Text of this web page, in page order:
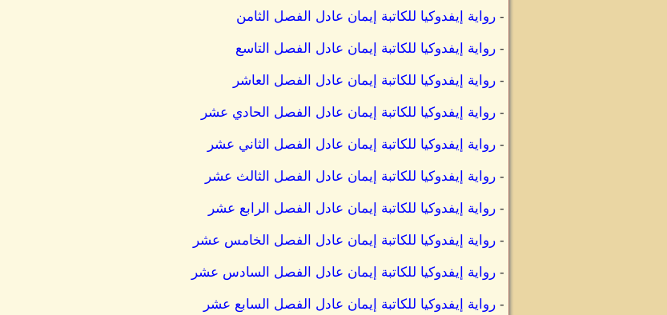
- رواية إيفدوكيا للكاتبة إيمان عادل الفصل الثامن
- رواية إيفدوكيا للكاتبة إيمان عادل الفصل التاسع
- رواية إيفدوكيا للكاتبة إيمان عادل الفصل العاشر
- رواية إيفدوكيا للكاتبة إيمان عادل الفصل الحادي عشر
- رواية إيفدوكيا للكاتبة إيمان عادل الفصل الثاني عشر
- رواية إيفدوكيا للكاتبة إيمان عادل الفصل الثالث عشر
- رواية إيفدوكيا للكاتبة إيمان عادل الفصل الرابع عشر
- رواية إيفدوكيا للكاتبة إيمان عادل الفصل الخامس عشر
- رواية إيفدوكيا للكاتبة إيمان عادل الفصل السادس عشر
- رواية إيفدوكيا للكاتبة إيمان عادل الفصل السابع عشر